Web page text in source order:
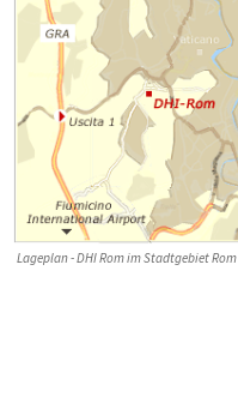
Lageplan - DHI Rom im Stadtgebiet Rom